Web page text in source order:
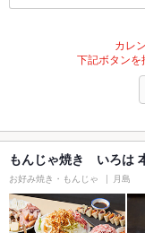
カレ
下記ボタンを
もんじゃ焼き いろは
お好み焼き・もんじゃ 月島